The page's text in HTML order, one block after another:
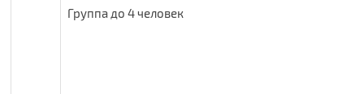
Группа до 4 человек